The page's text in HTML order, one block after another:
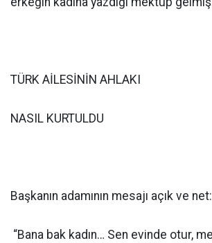
TÜRK AİLESİNİN AHLAKI
NASIL KURTULDU
Başkanın adamının mesajı açık ve net:
“Bana bak kadın… Sen evinde otur,